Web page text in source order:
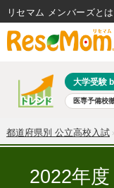
大学受験
医専予備校
共通テスト 夏休み
自由研究教材（小学生向け）
都道府県別 公立高校入試
2022年
リセマム メンバーズ